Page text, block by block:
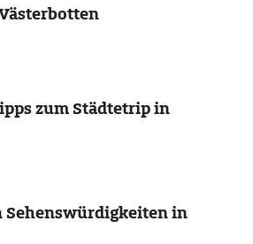
zum Städtetrip in
Sehenswürdigkeiten in